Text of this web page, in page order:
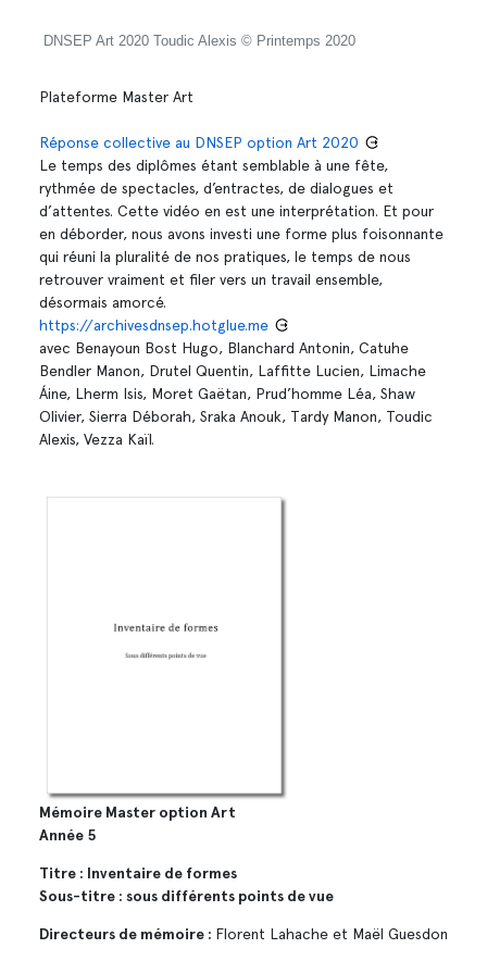
DNSEP Art 2020 Toudic Alexis © Printemps 2020
Plateforme Master Art
Réponse collective au DNSEP option Art 2020
Le temps des diplômes étant semblable à une fête,
rythmée de spectacles, d’entractes, de dialogues et
d’attentes. Cette vidéo en est une interprétation. Et pour
en déborder, nous avons investi une forme plus foisonnante
qui réuni la pluralité de nos pratiques, le temps de nous
retrouver vraiment et filer vers un travail ensemble,
désormais amorcé.
https://archivesdnsep.hotglue.me
avec Benayoun Bost Hugo, Blanchard Antonin, Catuhe
Bendler Manon, Drutel Quentin, Laffitte Lucien, Limache
Áine, Lherm Isis, Moret Gaëtan, Prud’homme Léa, Shaw
Olivier, Sierra Déborah, Sraka Anouk, Tardy Manon, Toudic
Alexis, Vezza Kaïl.
Mémoire Master option Art
Année 5
Titre : Inventaire de formes
Sous-titre : sous différents points de vue
Directeurs de mémoire : Florent Lahache et Maël Guesdon